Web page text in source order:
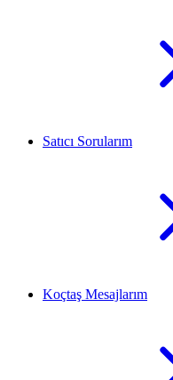
Satıcı Sorularım
Koçtaş Mesajlarım